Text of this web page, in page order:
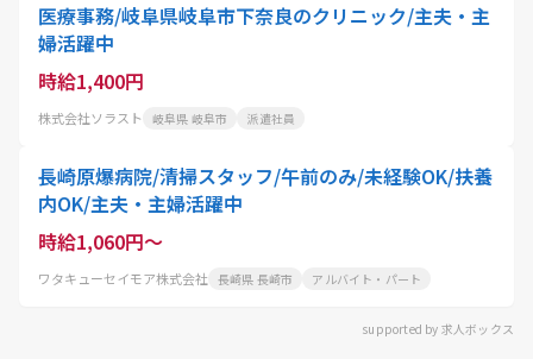
医療事務/岐阜県岐阜市下奈良のクリニック/主夫・主
婦活躍中
時給1,400円
株式会社ソラスト 岐阜県 岐阜市 派遣社員
長崎原爆病院/清掃スタッフ/午前のみ/未経験OK/扶養
内OK/主夫・主婦活躍中
時給1,060円～
ワタキューセイモア株式会社 長崎県 長崎市 アルバイト・パート
supported by 求人ボックス